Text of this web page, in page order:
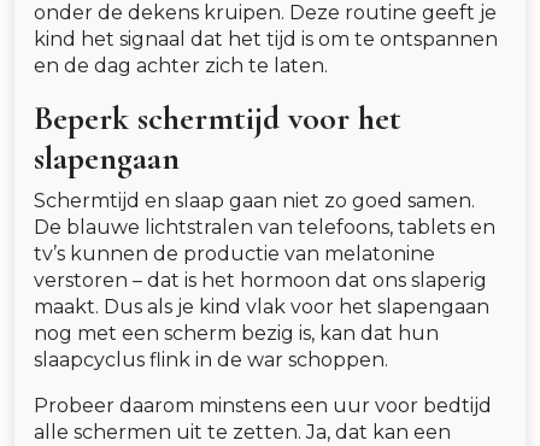
onder de dekens kruipen. Deze routine geeft je
kind het signaal dat het tijd is om te ontspannen
en de dag achter zich te laten.
Beperk schermtijd voor het
slapengaan
Schermtijd en slaap gaan niet zo goed samen.
De blauwe lichtstralen van telefoons, tablets en
tv’s kunnen de productie van melatonine
verstoren – dat is het hormoon dat ons slaperig
maakt. Dus als je kind vlak voor het slapengaan
nog met een scherm bezig is, kan dat hun
slaapcyclus flink in de war schoppen.
Probeer daarom minstens een uur voor bedtijd
alle schermen uit te zetten. Ja, dat kan een